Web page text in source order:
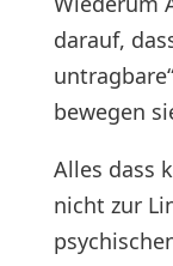
darauf,
bewegen
Alles dass
nicht zur